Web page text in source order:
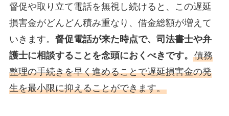
督促や取り立て電話を無視し続けると、この遅延
損害金がどんどん積み重なり、借金総額が増えて
いきます。 督促電話が来た時点で、司法書士や弁
護士に相談することを念頭におくべきです。 債務
整理の手続きを早く進めることで遅延損害金の発
生を最小限に抑えることができます。